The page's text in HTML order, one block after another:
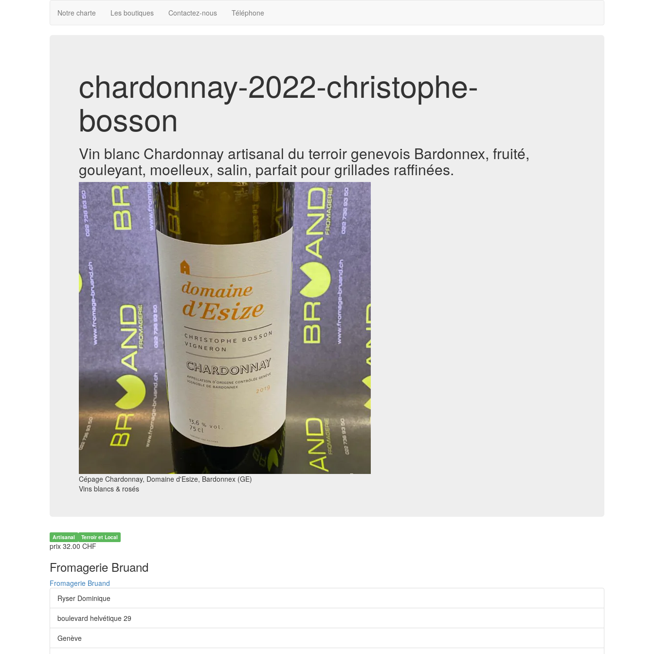
Notre charte Les boutiques Contactez-nous Téléphone
chardonnay-2022-christophe-
bosson
Vin blanc Chardonnay artisanal du terroir genevois Bardonnex, fruité,
gouleyant, moelleux, salin, parfait pour grillades raffinées.
Cépage Chardonnay, Domaine d'Esize, Bardonnex (GE)
Vins blancs & rosés
Artisanal Terroir et Local
prix 32.00 CHF
Fromagerie Bruand
Fromagerie Bruand
Ryser Dominique
boulevard helvétique 29
Genève